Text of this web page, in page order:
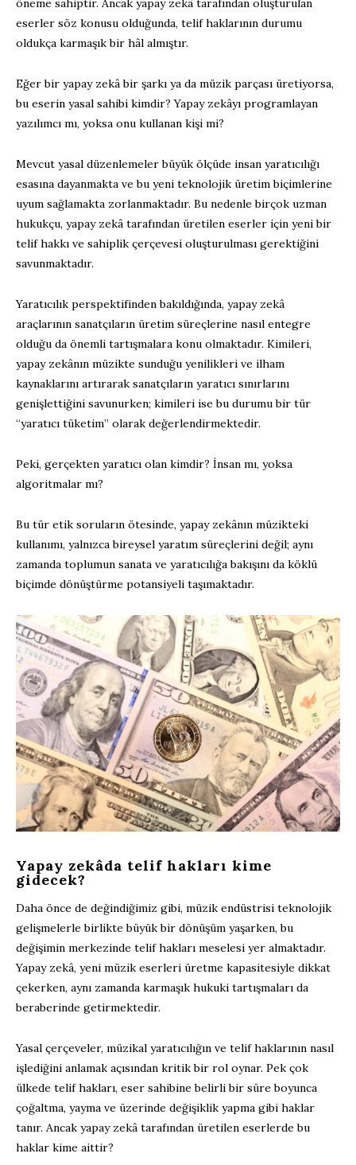
öneme sahiptir. Ancak yapay zekâ tarafından oluşturulan
eserler söz konusu olduğunda, telif haklarının durumu
oldukça karmaşık bir hâl almıştır.
Eğer bir yapay zekâ bir şarkı ya da müzik parçası üretiyorsa,
bu eserin yasal sahibi kimdir? Yapay zekâyı programlayan
yazılımcı mı, yoksa onu kullanan kişi mi?
Mevcut yasal düzenlemeler büyük ölçüde insan yaratıcılığı
esasına dayanmakta ve bu yeni teknolojik üretim biçimlerine
uyum sağlamakta zorlanmaktadır. Bu nedenle birçok uzman
hukukçu, yapay zekâ tarafından üretilen eserler için yeni bir
telif hakkı ve sahiplik çerçevesi oluşturulması gerektiğini
savunmaktadır.
Yaratıcılık perspektifinden bakıldığında, yapay zekâ
araçlarının sanatçıların üretim süreçlerine nasıl entegre
olduğu da önemli tartışmalara konu olmaktadır. Kimileri,
yapay zekânın müzikte sunduğu yenilikleri ve ilham
kaynaklarını artırarak sanatçıların yaratıcı sınırlarını
genişlettiğini savunurken; kimileri ise bu durumu bir tür
“yaratıcı tüketim” olarak değerlendirmektedir.
Peki, gerçekten yaratıcı olan kimdir? İnsan mı, yoksa
algoritmalar mı?
Bu tür etik soruların ötesinde, yapay zekânın müzikteki
kullanımı, yalnızca bireysel yaratım süreçlerini değil; aynı
zamanda toplumun sanata ve yaratıcılığa bakışını da köklü
biçimde dönüştürme potansiyeli taşımaktadır.
Yapay zekâda telif hakları kime
gidecek?
Daha önce de değindiğimiz gibi, müzik endüstrisi teknolojik
gelişmelerle birlikte büyük bir dönüşüm yaşarken, bu
değişimin merkezinde telif hakları meselesi yer almaktadır.
Yapay zekâ, yeni müzik eserleri üretme kapasitesiyle dikkat
çekerken, aynı zamanda karmaşık hukuki tartışmaları da
beraberinde getirmektedir.
Yasal çerçeveler, müzikal yaratıcılığın ve telif haklarının nasıl
işlediğini anlamak açısından kritik bir rol oynar. Pek çok
ülkede telif hakları, eser sahibine belirli bir süre boyunca
çoğaltma, yayma ve üzerinde değişiklik yapma gibi haklar
tanır. Ancak yapay zekâ tarafından üretilen eserlerde bu
haklar kime aittir?